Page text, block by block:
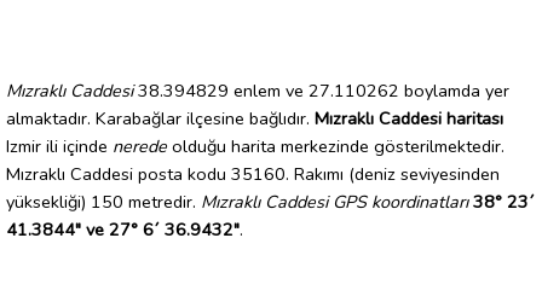
Mızraklı Caddesi38.394829 enlem ve 27.110262 boylamda yer
almaktadır. Karabağlar ilçesine bağlıdır. Mızraklı Caddesi haritası
Izmir ili içinde nerede olduğu harita merkezinde gösterilmektedir.
Mızraklı Caddesi posta kodu 35160. Rakımı (deniz seviyesinden
yüksekliği) 150 metredir. Mızraklı Caddesi GPS koordinatları 38° 23´
41.3844" ve 27° 6´ 36.9432".